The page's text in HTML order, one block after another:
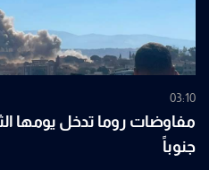
03:10
مفاوضات روما تدخل يومها
جنوباً